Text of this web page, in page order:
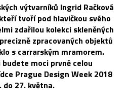
výtvarníků Ingrid Račková
tvoří pod hlavičkou svého
zdařilou kolekci skleněných
zpracovaných objektů
s carrarským mramorem.
moci prvně celou
Prague Design Week 2018
do 27. května.